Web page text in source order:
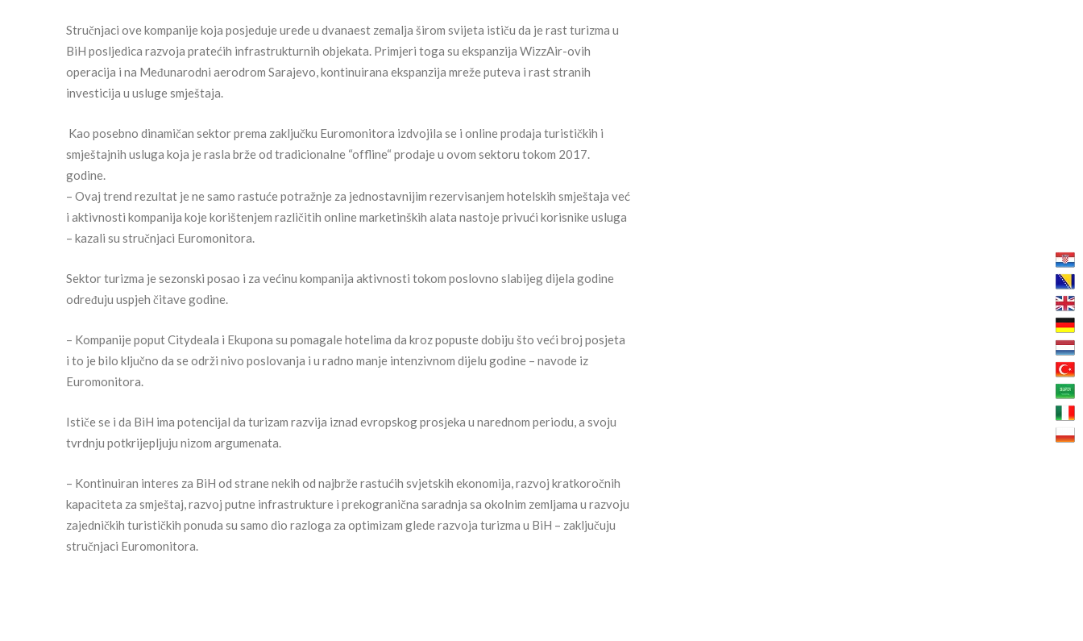
Stručnjaci ove kompanije koja posjeduje urede u dvanaest zemalja širom svijeta ističu da je rast turizma u
BiH posljedica razvoja pratećih infrastrukturnih objekata. Primjeri toga su ekspanzija WizzAir-ovih
operacija i na Međunarodni aerodrom Sarajevo, kontinuirana ekspanzija mreže puteva i rast stranih
investicija u usluge smještaja.
Kao posebno dinamičan sektor prema zaključku Euromonitora izdvojila se i online prodaja turističkih i
smještajnih usluga koja je rasla brže od tradicionalne “offline“ prodaje u ovom sektoru tokom 2017.
godine.
– Ovaj trend rezultat je ne samo rastuće potražnje za jednostavnijim rezervisanjem hotelskih smještaja već
i aktivnosti kompanija koje korištenjem različitih online marketinških alata nastoje privući korisnike usluga
– kazali su stručnjaci Euromonitora.
Sektor turizma je sezonski posao i za većinu kompanija aktivnosti tokom poslovno slabijeg dijela godine
određuju uspjeh čitave godine.
– Kompanije poput Citydeala i Ekupona su pomagale hotelima da kroz popuste dobiju što veći broj posjeta
i to je bilo ključno da se održi nivo poslovanja i u radno manje intenzivnom dijelu godine – navode iz
Euromonitora.
Ističe se i da BiH ima potencijal da turizam razvija iznad evropskog prosjeka u narednom periodu, a svoju
tvrdnju potkrijepljuju nizom argumenata.
– Kontinuiran interes za BiH od strane nekih od najbrže rastućih svjetskih ekonomija, razvoj kratkoročnih
kapaciteta za smještaj, razvoj putne infrastrukture i prekogranična saradnja sa okolnim zemljama u razvoju
zajedničkih turističkih ponuda su samo dio razloga za optimizam glede razvoja turizma u BiH – zaključuju
stručnjaci Euromonitora.